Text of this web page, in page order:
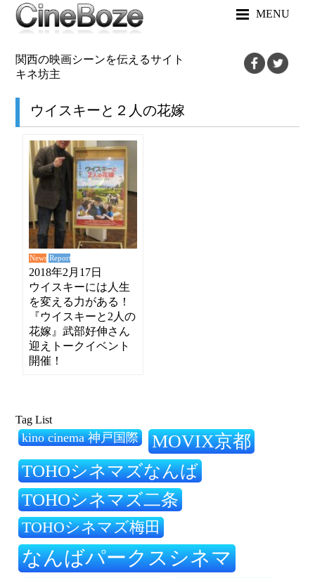
MENU
関西の映画シーンを伝えるサイト
キネ坊主
ウイスキーと２人の花嫁
News Report
2018年2月17日
ウイスキーには人生
を変える力がある！
『ウイスキーと2人の
花嫁』武部好伸さん
迎えトークイベント
開催！
Tag List
kino cinema 神戸国際 MOVIX京都
TOHOシネマズなんば
TOHOシネマズ二条
TOHOシネマズ梅田
なんばパークスシネマ